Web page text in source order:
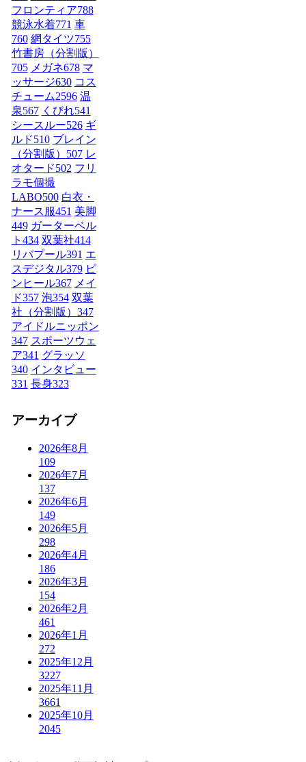
フロンティア788
競泳水着771 車
760 網タイツ755
竹書房（分割版）
705 メガネ678 マ
ッサージ630 コス
チューム2596 温
泉567 くびれ541
シースルー526 ギ
ルド510 ブレイン
（分割版） 507 レ
オタード502 フリ
ラモ個撮
LABO500 白衣・
ナース服451 美脚
449 ガーターベル
ト 434 双葉社414
リバプール391 エ
スデジタル379 ピ
ンヒール367 メイ
ド357 泡354 双葉
社（分割版） 347
アイドルニッポン
347 スポーツウェ
ア341 グラッソ
340 インタビュー
331 長身323
アーカイブ
2026年8月
109
2026年7月
137
2026年6月
149
2026年5月
298
2026年4月
186
2026年3月
154
2026年2月
461
2026年1月
272
2025年12月
3227
2025年11月
3661
2025年10月
2045